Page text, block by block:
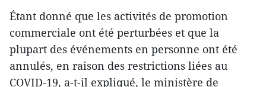
Étant donné que les activités de promotion
commerciale ont été perturbées et que la
plupart des événements en personne ont été
annulés, en raison des restrictions liées au
COVID-19, a-t-il expliqué, le ministère de